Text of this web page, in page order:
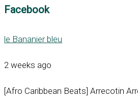
Facebook
le Bananier bleu
2 weeks ago
[Afro Caribbean Beats] Arrecotin